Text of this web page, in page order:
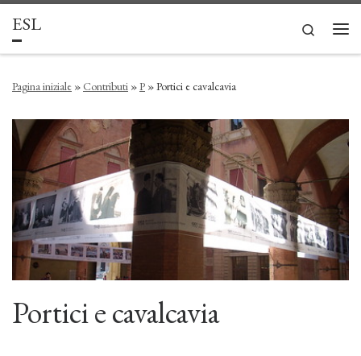
Passa al contenuto
ESL
Search
Pagina iniziale »Contributi »P »Portici e cavalcavia
Portici e cavalcavia